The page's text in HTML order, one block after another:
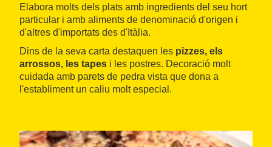
Elabora molts dels plats amb ingredients del seu hort
particular i amb aliments de denominació d'origen i
d'altres d'importats des d'Itàlia.
Dins de la seva carta destaquen les pizzes, els
arrossos, les tapes i les postres. Decoració molt
cuidada amb parets de pedra vista que dona a
l'establiment un caliu molt especial.